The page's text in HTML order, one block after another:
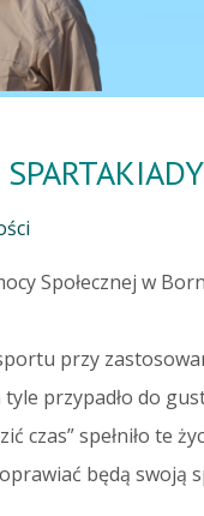
Społecznej w
przy
przypadło do
czas” spełniło te
będą swoją